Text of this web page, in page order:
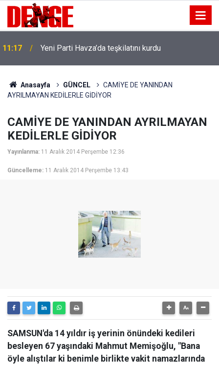
11:17 Yeni Parti Havza’da teşkilatını kurdu
Anasayfa GÜNCEL
CAMİYE DE YANINDAN
AYRILMAYAN KEDİLERLE GİDİYOR
CAMİYE DE YANINDAN AYRILMAYAN
KEDİLERLE GİDİYOR
Yayınlanma: 11 Aralık 2014 Perşembe 12:36
Güncelleme: 11 Aralık 2014 Perşembe 13:43
SAMSUN'da 14 yıldır iş yerinin önündeki kedileri
besleyen 67 yaşındaki Mahmut Memişoğlu, "Bana
öyle alıştılar ki benimle birlikte vakit namazlarında